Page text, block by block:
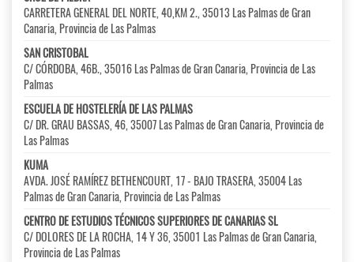
CARRETERA GENERAL DEL NORTE, 40,KM 2., 35013 Las Palmas de Gran
Canaria, Provincia de Las Palmas
SAN CRISTOBAL
C/ CÓRDOBA, 46B., 35016 Las Palmas de Gran Canaria, Provincia de Las
Palmas
ESCUELA DE HOSTELERÍA DE LAS PALMAS
C/ DR. GRAU BASSAS, 46, 35007 Las Palmas de Gran Canaria, Provincia de
Las Palmas
KUMA
AVDA. JOSÉ RAMÍREZ BETHENCOURT, 17 - BAJO TRASERA, 35004 Las
Palmas de Gran Canaria, Provincia de Las Palmas
CENTRO DE ESTUDIOS TÉCNICOS SUPERIORES DE CANARIAS SL
C/ DOLORES DE LA ROCHA, 14 Y 36, 35001 Las Palmas de Gran Canaria,
Provincia de Las Palmas